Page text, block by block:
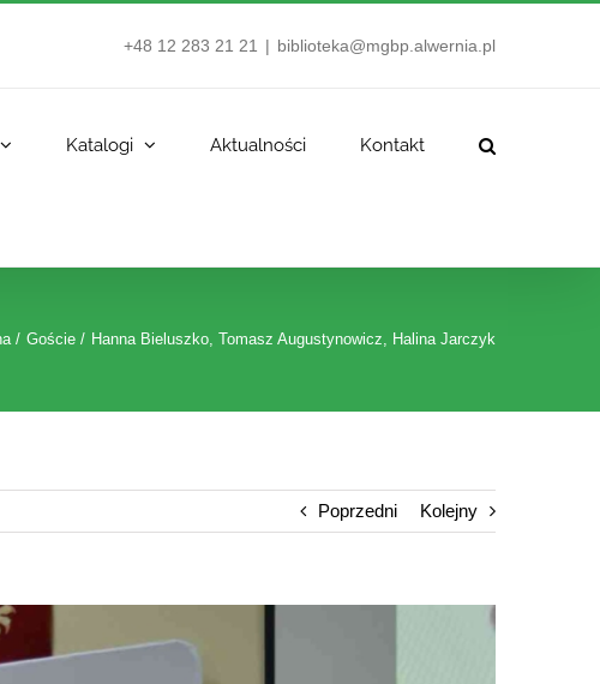
+48 12 283 21 21 | biblioteka@mgbp.alwernia.pl
Katalogi Aktualności Kontakt
Goście Hanna Bieluszko, Tomasz Augustynowicz, Halina Jarczyk
Poprzedni Kolejny